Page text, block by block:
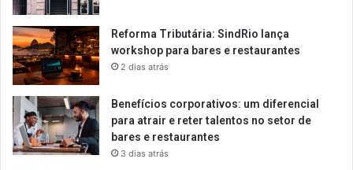
Reforma Tributária: SindRio lança
workshop para bares e restaurantes
2 dias atrás
Benefícios corporativos: um diferencial
para atrair e reter talentos no setor de
bares e restaurantes
3 dias atrás